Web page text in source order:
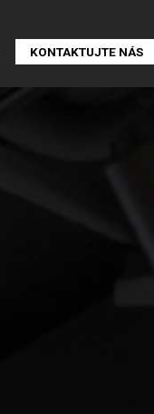
KONTAKTUJTE NÁS